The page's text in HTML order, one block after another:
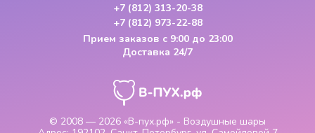
© 2008 — 2026 «В-пух.рф» - Воздушные шары
+7 (812) 313-20-38
+7 (812) 973-22-88
Прием заказов с 9:00 до 23:00
Доставка 24/7